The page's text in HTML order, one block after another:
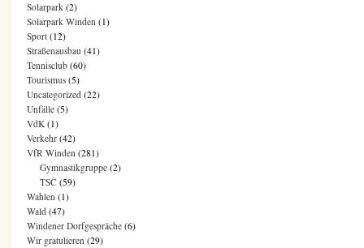
Solarpark (2)
Solarpark Winden (1)
Sport (12)
Straßenausbau (41)
Tennisclub (60)
Tourismus (5)
Uncategorized (22)
Unfälle (5)
VdK (1)
Verkehr (42)
VfR Winden (281)
Gymnastikgruppe (2)
TSC (59)
Wahlen (1)
Wald (47)
Windener Dorfgespräche (6)
Wir gratulieren (29)